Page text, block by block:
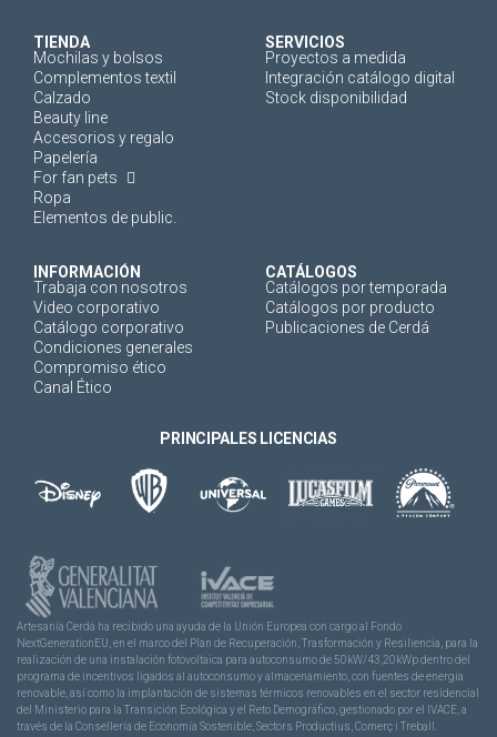
TIENDA
Mochilas y bolsos
Complementos textil
Calzado
Beauty line
Accesorios y regalo
Papelería
For fan pets
Ropa
Elementos de public.
SERVICIOS
Proyectos a medida
Integración catálogo digital
Stock disponibilidad
INFORMACIÓN
Trabaja con nosotros
Video corporativo
Catálogo corporativo
Condiciones generales
Compromiso ético
Canal Ético
CATÁLOGOS
Catálogos por temporada
Catálogos por producto
Publicaciones de Cerdá
PRINCIPALES LICENCIAS
Artesanía Cerdá ha recibido una ayuda de la Unión Europea con cargo al Fondo
NextGenerationEU, en el marco del Plan de Recuperación, Trasformación y Resiliencia, para la
realización de una instalación fotovoltaica para autoconsumo de 50kW/43,20kWp dentro del
programa de incentivos ligados al autoconsumo y almacenamiento, con fuentes de energía
renovable, así como la implantación de sistemas térmicos renovables en el sector residencial
del Ministerio para la Transición Ecológica y el Reto Demográfico, gestionado por el IVACE, a
través de la Consellería de Economía Sostenible, Sectors Productius, Comerç i Treball.